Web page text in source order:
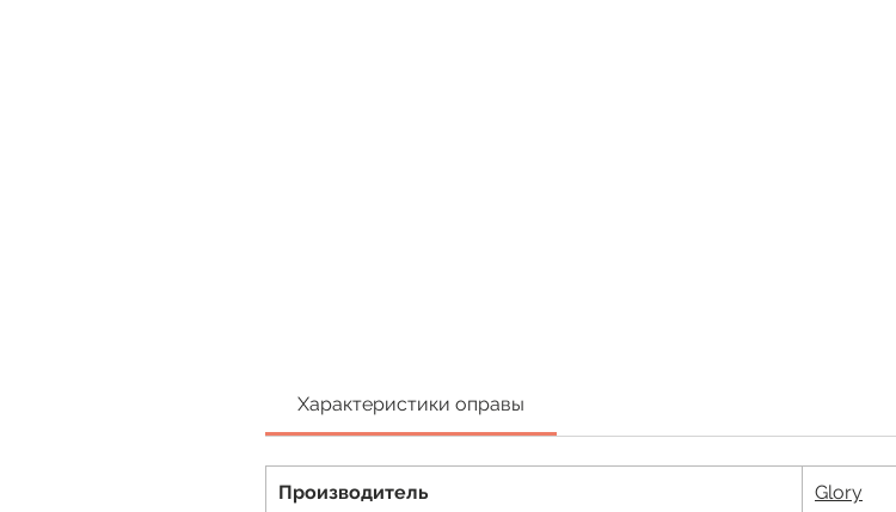
Характеристики оправы
Производитель Glory